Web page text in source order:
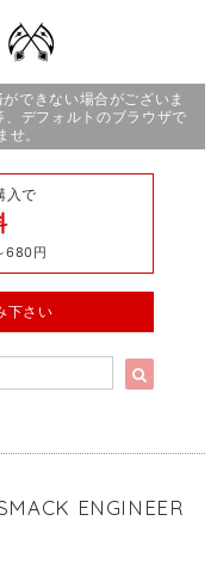
できない場合がございま
デフォルトのブラウザで
。
入で
680円
下さい
ENGINEER